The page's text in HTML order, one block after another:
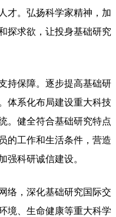
才。弘扬科学家精神，加
探求欲，让投身基础研究
持保障。逐步提高基础研
体系化布局建设重大科技
。健全符合基础研究特点
的工作和生活条件，营造
强科研诚信建设。
络，深化基础研究国际交
境、生命健康等重大科学